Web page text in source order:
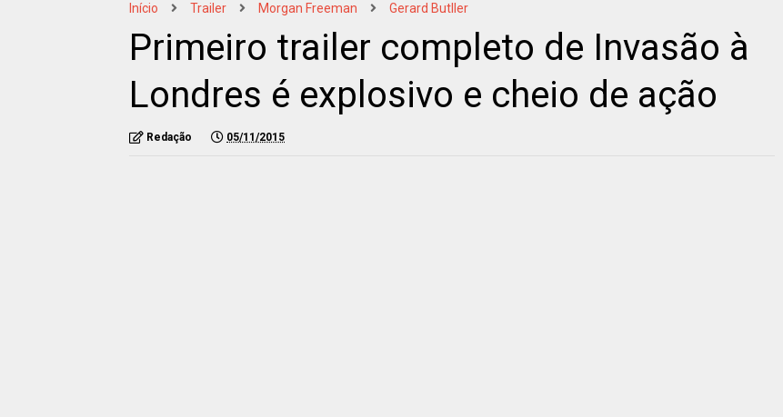
Início Trailer Morgan Freeman Gerard Butller
Primeiro trailer completo de Invasão à
Londres é explosivo e cheio de ação
Redação 05/11/2015